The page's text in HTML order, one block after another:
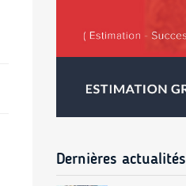
Dernières actualités